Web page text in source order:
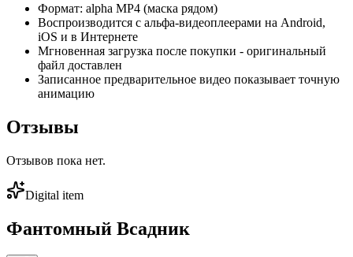
Формат: alpha MP4 (маска рядом)
Воспроизводится с альфа-видеоплеерами на Android,
iOS и в Интернете
Мгновенная загрузка после покупки - оригинальный
файл доставлен
Записанное предварительное видео показывает точную
анимацию
Отзывы
Отзывов пока нет.
Digital item
Фантомный Всадник